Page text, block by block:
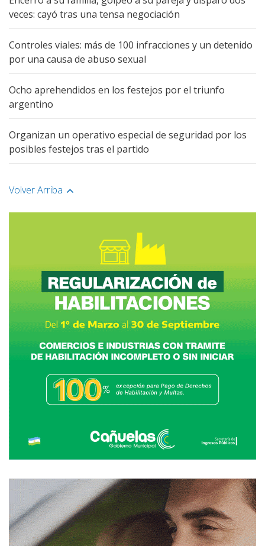
veces: cayó tras una tensa negociación
Controles viales: más de 100 infracciones y un detenido
por una causa de abuso sexual
Ocho aprehendidos en los festejos por el triunfo
argentino
Organizan un operativo especial de seguridad por los
posibles festejos tras el partido
Volver Arriba